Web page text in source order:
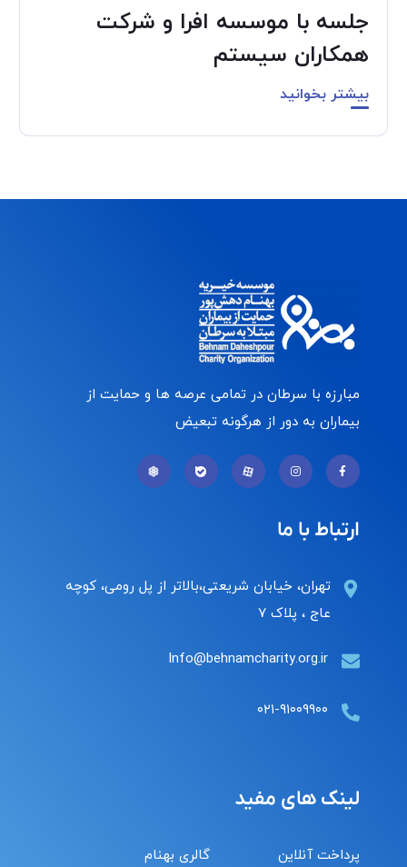
جلسه با موسسه افرا و شرکت
همکاران سیستم
بیشتر بخوانید
مبارزه با سرطان در تمامی عرصه ها و حمایت از
بیماران به دور از هرگونه تبعیض
ارتباط با ما
تهران، خیابان شریعتی،بالاتر از پل رومی، کوچه
عاج ، پلاک ۷
Info@behnamcharity.org.ir
۰۲۱-۹۱۰۰۹۹۰۰
لینک های مفید
پرداخت آنلاین
گالری بهنام